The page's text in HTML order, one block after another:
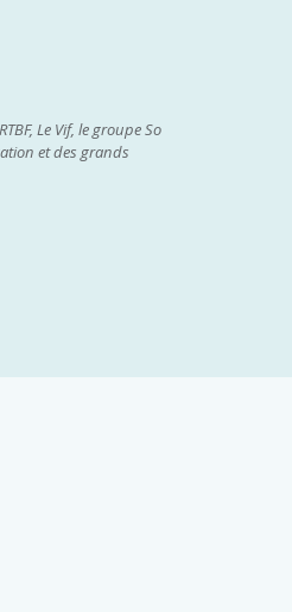
Le Vif, le groupe So
et des grands